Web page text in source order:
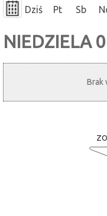
Dziś Pt Sb
NIEDZIELA
Brak